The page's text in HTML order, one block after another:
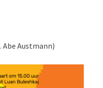
Abe Austmann)